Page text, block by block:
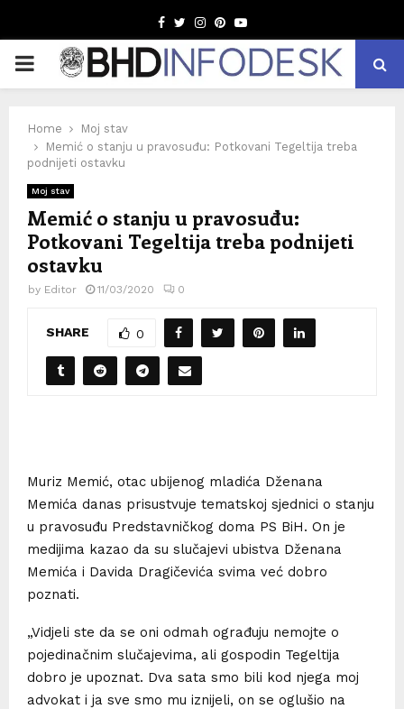
Facebook
TwitterInstagram
Pinterest
Youtube
PRIMARY
Home
Moj stav
Memić o stanju u pravosuđu: Potkovani Tegeltija treba
podnijeti ostavku
Moj stav
Memić o stanju u pravosuđu:
Potkovani Tegeltija treba podnijeti
ostavku
by Editor 11/03/2020 0
SHARE 0
Muriz Memić, otac ubijenog mladića Dženana
Memića danas prisustvuje tematskoj sjednici o stanju
u pravosuđu Predstavničkog doma PS BiH. On je
medijima kazao da su slučajevi ubistva Dženana
Memića i Davida Dragičevića svima već dobro
poznati.
„Vidjeli ste da se oni odmah ograđuju nemojte o
pojedinačnim slučajevima, ali gospodin Tegeltija
dobro je upoznat. Dva sata smo bili kod njega moj
advokat i ja sve smo mu iznijeli, on se oglušio na